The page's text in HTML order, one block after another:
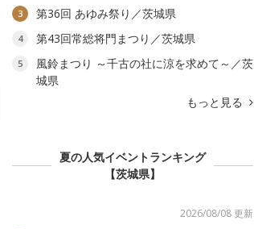
3 第36回 あゆみ祭り／茨城県
4 第43回常総将門まつり／茨城県
5
風鈴まつり ～千古の社に涼を求めて～／茨
城県
もっと見る
夏の人気イベントランキング
【茨城県】
2026/08/08 更新